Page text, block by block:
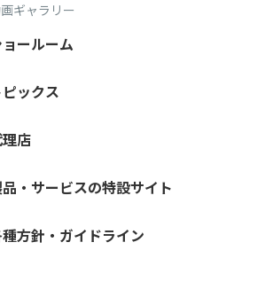
ギャラリー
ールーム
ピックス
店
・サービスの特設サイト
方針・ガイドライン